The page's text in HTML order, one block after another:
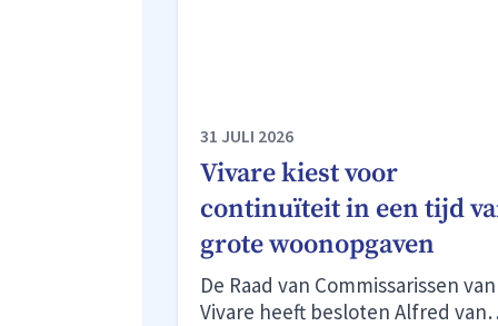
31 JULI 2026
Vivare kiest voor
continuïteit in een tijd
grote woonopgaven
De Raad van Commissarissen van
Vivare heeft besloten Alfred van